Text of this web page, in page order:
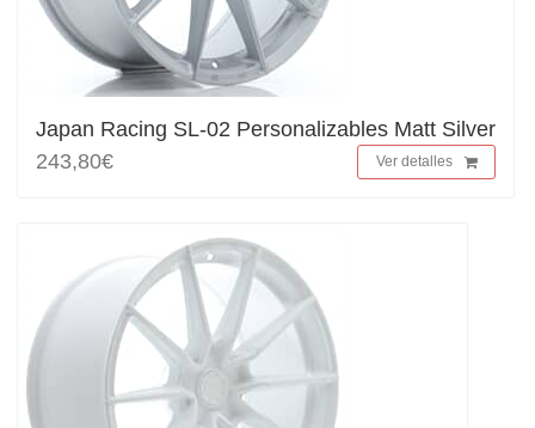
Japan Racing SL-02 Personalizables Matt Silver
243,80€
Ver detalles